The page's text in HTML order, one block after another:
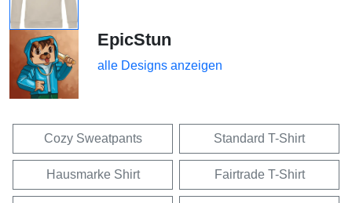
EpicStun
alle Designs anzeigen
Cozy Sweatpants Standard T-Shirt
Hausmarke Shirt Fairtrade T-Shirt